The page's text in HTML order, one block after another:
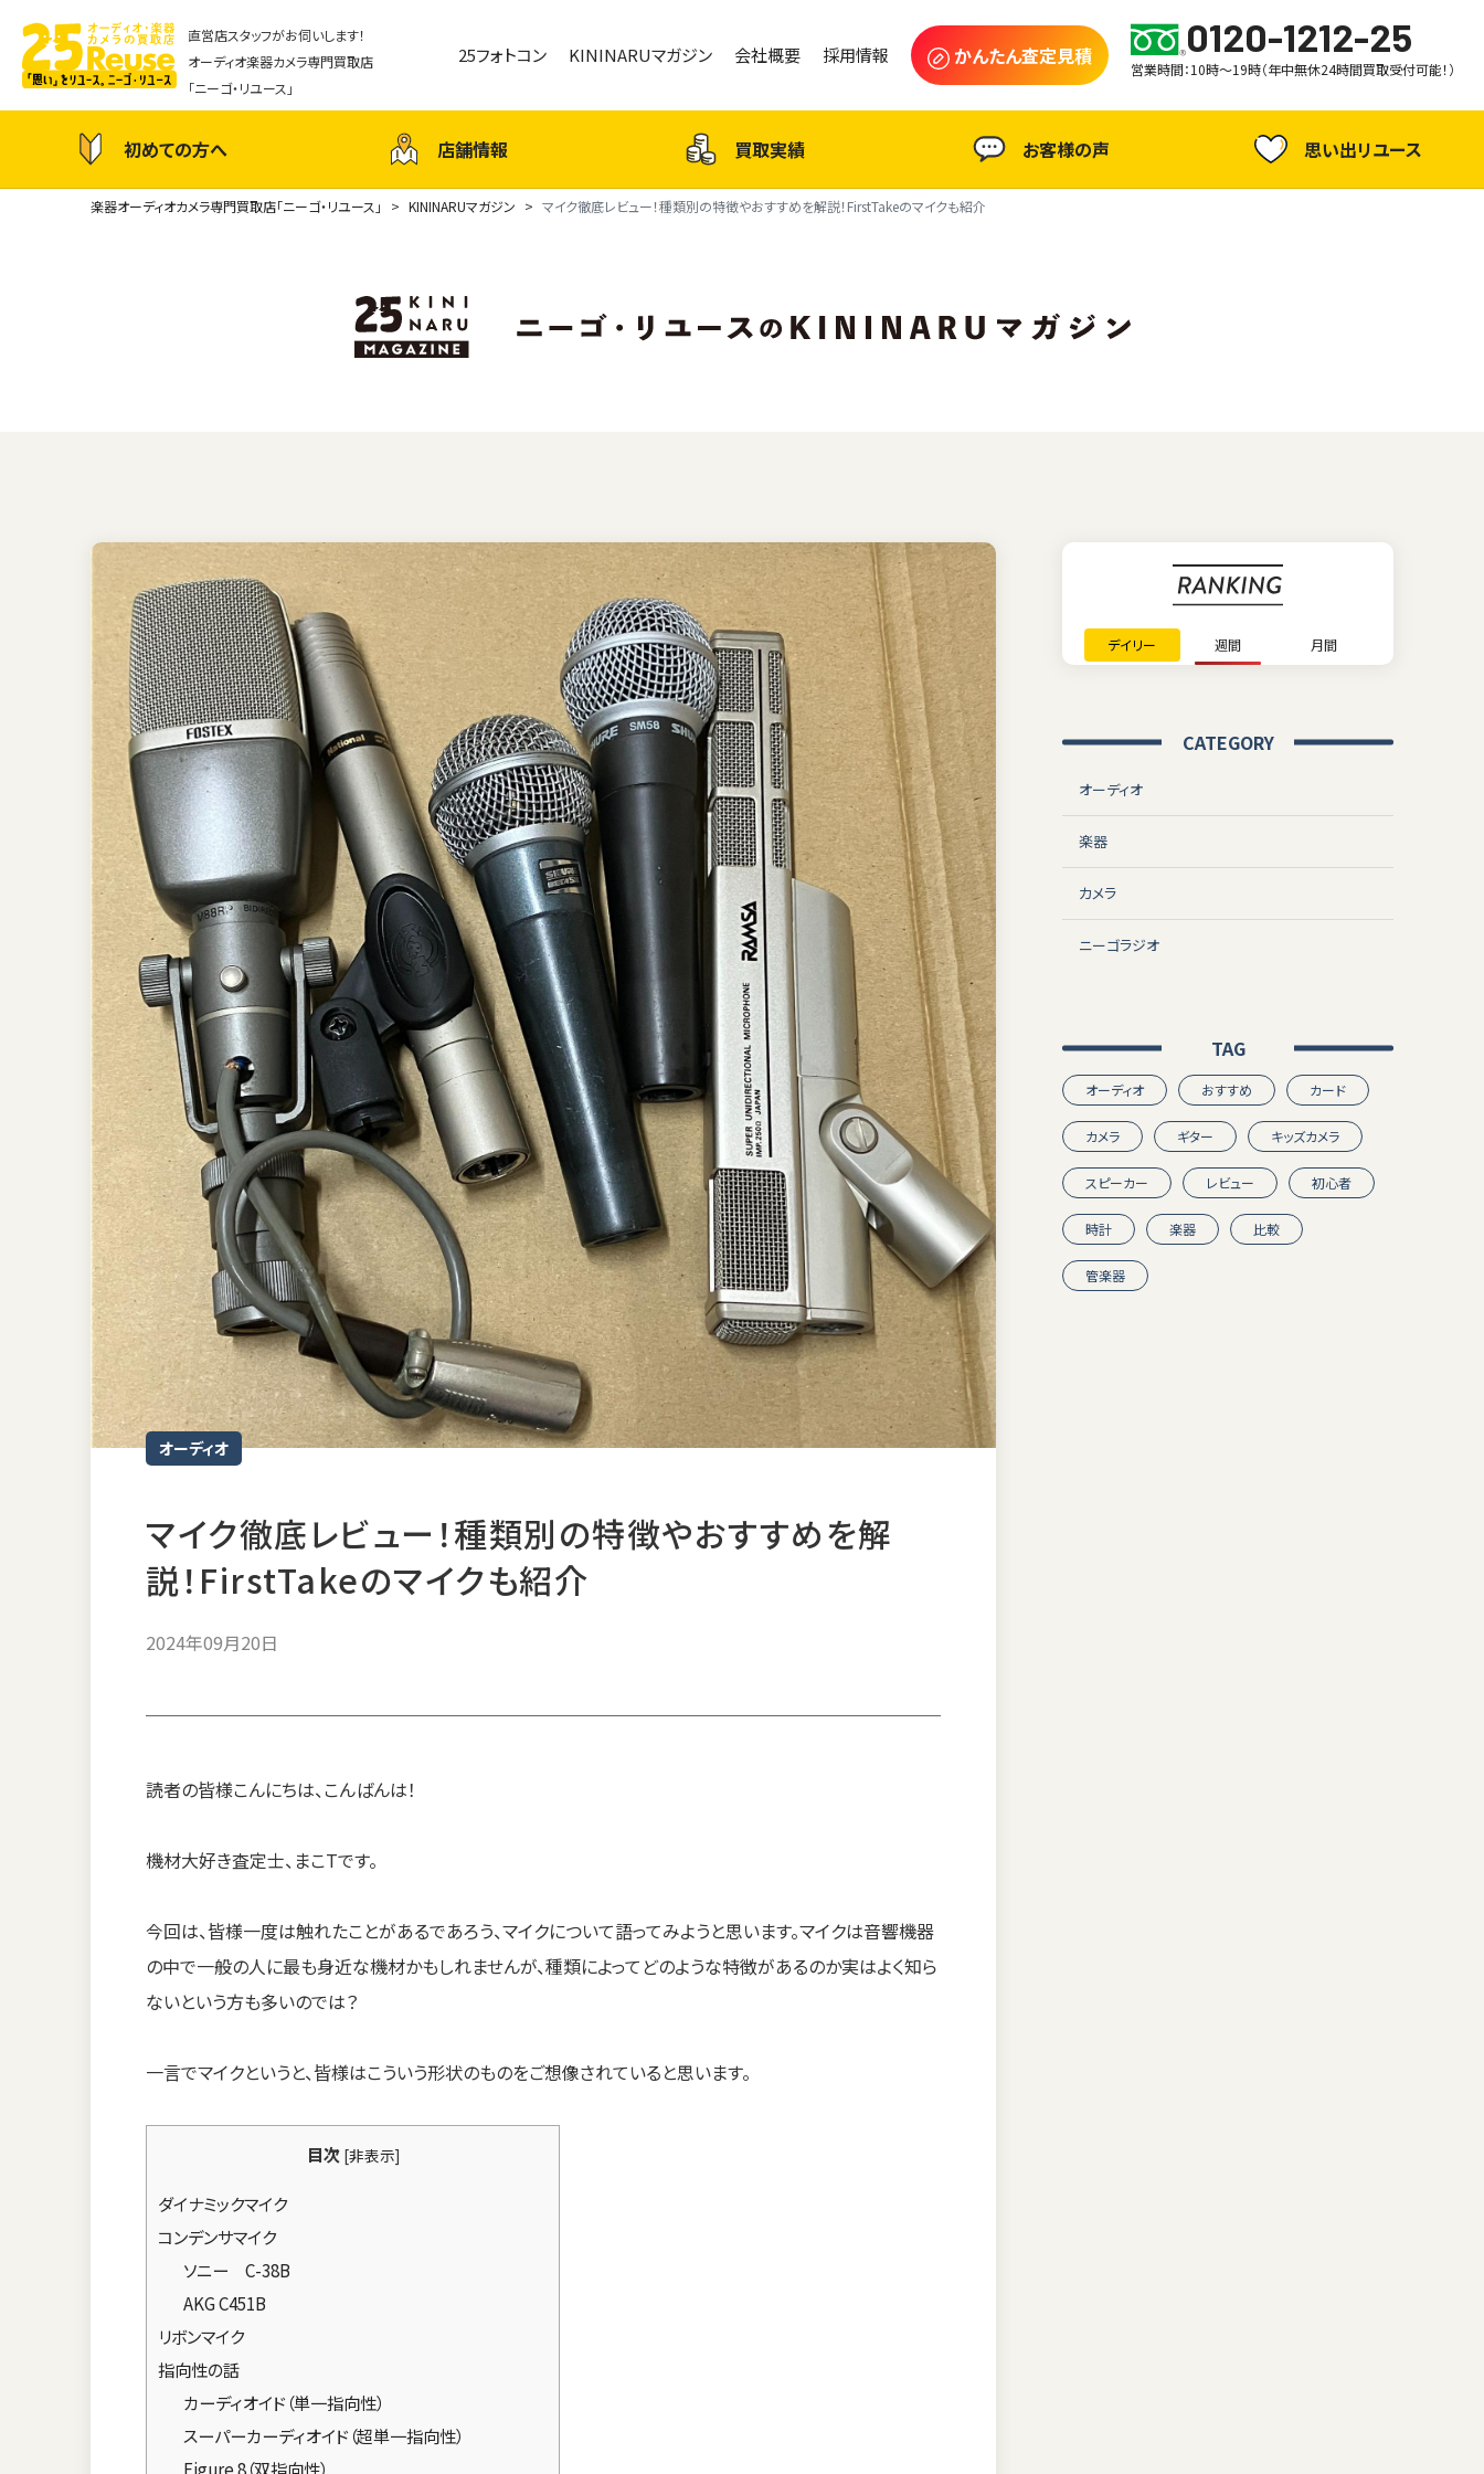
直営店スタッフがお伺いします！
オーディオ楽器カメラ専門買取店
「ニーゴ・リユース」
25フォトコン KININARUマガジン 会社概要 採用情報 かんたん査定見積 0120-1212-25
営業時間：10時～19時（年中無休24時間買取受付可能！）
初めての方へ 店舗情報 買取実績 お客様の声 思い出リユース
楽器オーディオカメラ専門買取店「ニーゴ・リユース」 KININARUマガジン マイク徹底レビュー！種類別の特徴やおすすめを解説！FirstTakeのマイクも紹介
オーディオ
マイク徹底レビュー！種類別の特徴やおすすめを解
説！FirstTakeのマイクも紹介
2024年09月20日
読者の皆様こんにちは、こんばんは！
機材大好き査定士、まこTです。
今回は、皆様一度は触れたことがあるであろう、マイクについて語ってみようと思います。マイクは音響機器
の中で一般の人に最も身近な機材かもしれませんが、種類によってどのような特徴があるのか実はよく知ら
ないという方も多いのでは？
一言でマイクというと、皆様はこういう形状のものをご想像されていると思います。
目次 [非表示]
ダイナミックマイク
コンデンサマイク
ソニー C-38B
AKG C451B
リボンマイク
指向性の話
カーディオイド（単一指向性）
スーパーカーディオイド（超単一指向性）
Figure 8（双指向性）
デイリー 週間 月間
CATEGORY
オーディオ
楽器
カメラ
ニーゴラジオ
TAG
オーディオ おすすめ カード
カメラ ギター キッズカメラ
スピーカー レビュー 初心者
時計 楽器 比較
管楽器